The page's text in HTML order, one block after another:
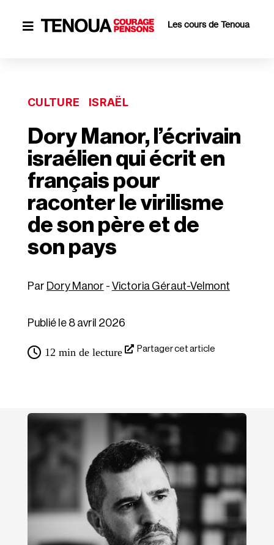
 Les cours de Tenoua
CULTURE ISRAËL
Dory Manor, l’écrivain
israélien qui écrit en
français pour
raconter le virilisme
de son père et de
son pays
Dory Manor - Victoria Géraut-Velmont
Publié le 8 avril 2026
12 min de lecture Partager cet article